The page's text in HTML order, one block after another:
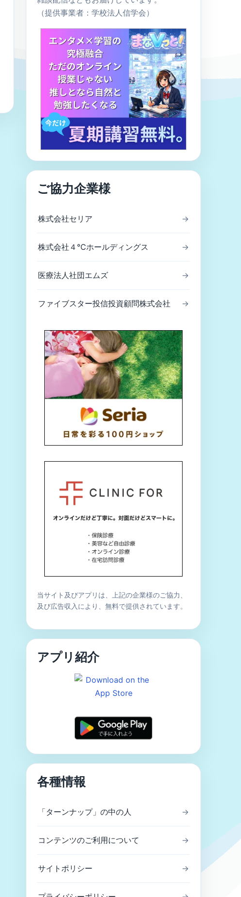
（提供事業者：学校法人信学会）
ご協力企業様
株式会社セリア →
株式会社４℃ホールディングス →
医療法人社団エムズ →
ファイブスター投信投資顧問株式会社 →
当サイト及びアプリは、上記の企業様のご協力、
及び広告収入により、無料で提供されています。
アプリ紹介
各種情報
「ターンナップ」の中の人 →
コンテンツのご利用について →
サイトポリシー →